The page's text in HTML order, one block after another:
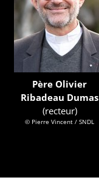
Père Olivier
Ribadeau Dumas
(recteur)
© Pierre Vincent / SNDL